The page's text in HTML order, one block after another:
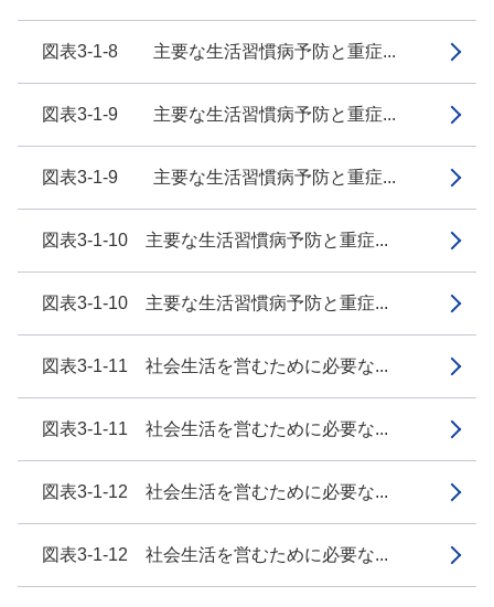
図表3-1-8 主要な生活習慣病予防と重症...
図表3-1-9 主要な生活習慣病予防と重症...
図表3-1-9 主要な生活習慣病予防と重症...
図表3-1-10 主要な生活習慣病予防と重症...
図表3-1-10 主要な生活習慣病予防と重症...
図表3-1-11 社会生活を営むために必要な...
図表3-1-11 社会生活を営むために必要な...
図表3-1-12 社会生活を営むために必要な...
図表3-1-12 社会生活を営むために必要な...